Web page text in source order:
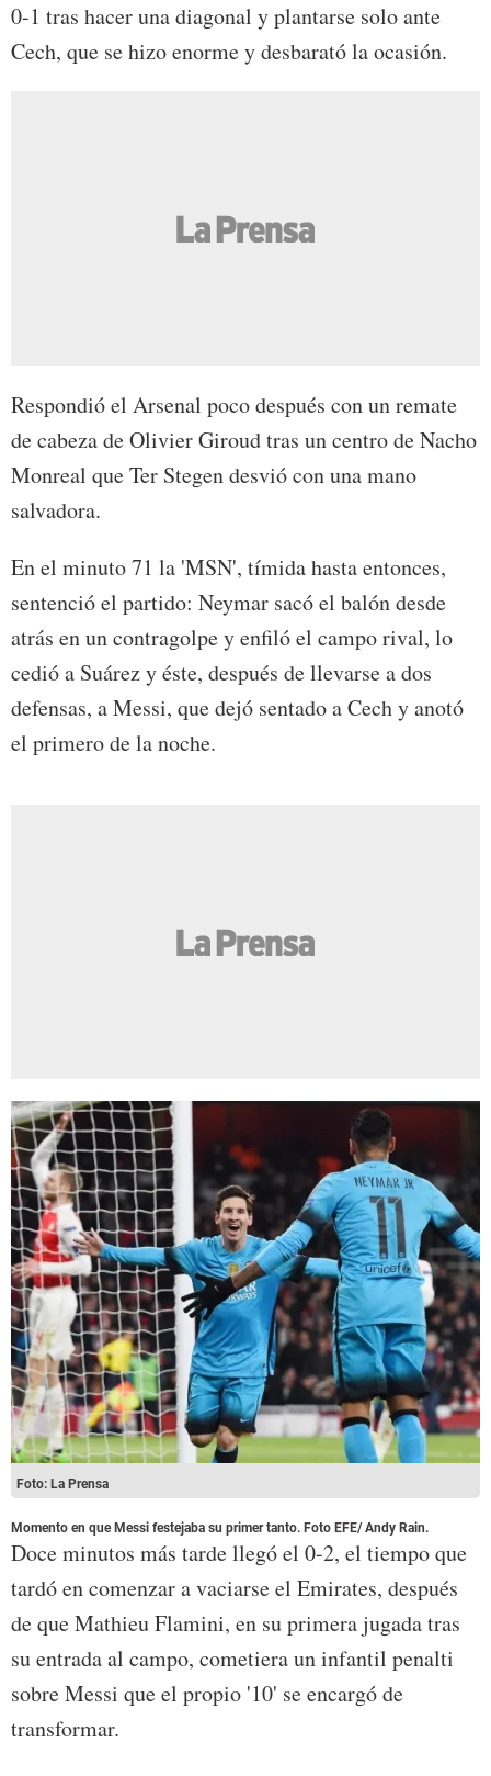
0-1 tras hacer una diagonal y plantarse solo ante
Cech, que se hizo enorme y desbarató la ocasión.
Respondió el Arsenal poco después con un remate
de cabeza de Olivier Giroud tras un centro de Nacho
Monreal que Ter Stegen desvió con una mano
salvadora.
En el minuto 71 la 'MSN', tímida hasta entonces,
sentenció el partido: Neymar sacó el balón desde
atrás en un contragolpe y enfiló el campo rival, lo
cedió a Suárez y éste, después de llevarse a dos
defensas, a Messi, que dejó sentado a Cech y anotó
el primero de la noche.
Foto: La Prensa
Momento en que Messi festejaba su primer tanto. Foto EFE/ Andy Rain.
Doce minutos más tarde llegó el 0-2, el tiempo que
tardó en comenzar a vaciarse el Emirates, después
de que Mathieu Flamini, en su primera jugada tras
su entrada al campo, cometiera un infantil penalti
sobre Messi que el propio '10' se encargó de
transformar.